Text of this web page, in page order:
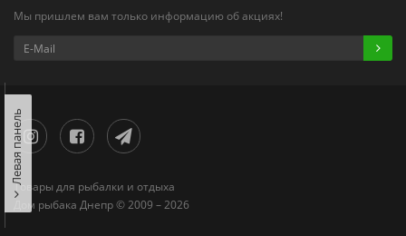
Мы пришлем вам только информацию об акциях!
Товары для рыбалки и отдыха
Дом рыбака Днепр © 2009 – 2026
Левая панель